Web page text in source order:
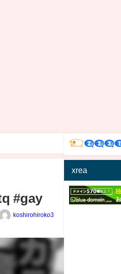
#gay
koshirohiroko3
xrea